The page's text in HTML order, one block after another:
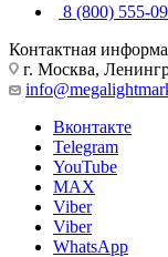
8 (800) 555-
Контактная
г. Москва,
Вконтакте
Telegram
YouTube
MAX
Viber
Viber
WhatsApp